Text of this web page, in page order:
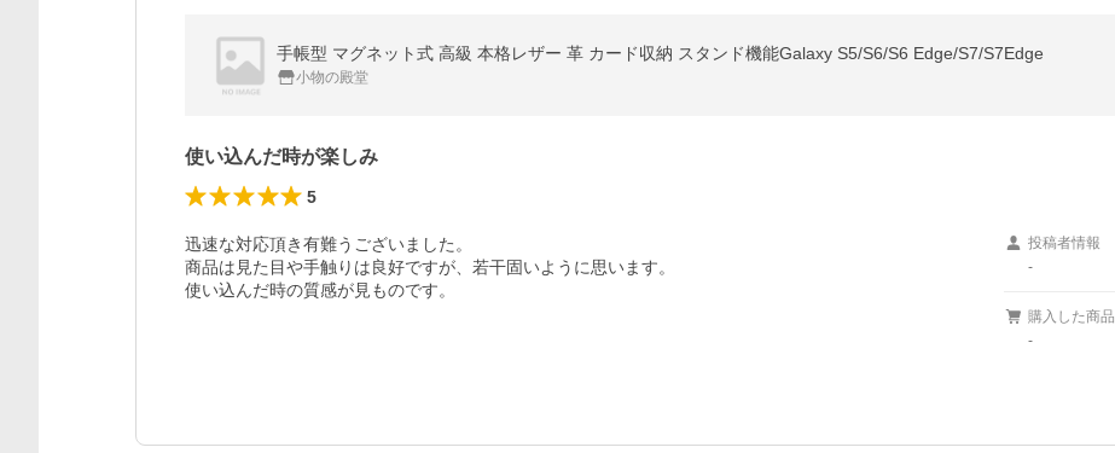
手帳型 マグネット式 高級 本格レザー 革 カード収納 スタンド機能Galaxy S5/S6/S6 Edge/S7/S7Edge
小物の殿堂
使い込んだ時が楽しみ
5
迅速な対応頂き有難うございました。
商品は見た目や手触りは良好ですが、若干固いように思います。
使い込んだ時の質感が見ものです。
投稿者情報
-
購入した商品
-